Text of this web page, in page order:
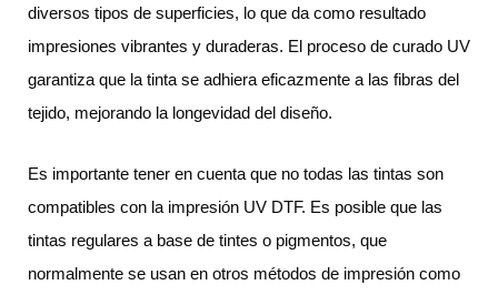
diversos tipos de superficies, lo que da como resultado
impresiones vibrantes y duraderas. El proceso de curado UV
garantiza que la tinta se adhiera eficazmente a las fibras del
tejido, mejorando la longevidad del diseño.
Es importante tener en cuenta que no todas las tintas son
compatibles con la impresión UV DTF. Es posible que las
tintas regulares a base de tintes o pigmentos, que
normalmente se usan en otros métodos de impresión como